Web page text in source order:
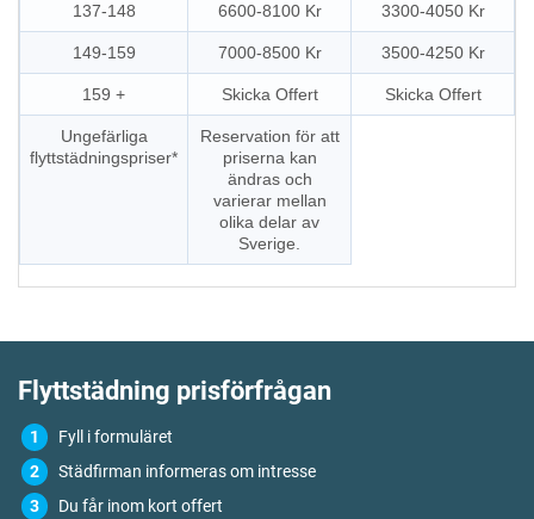
137-148 6600-8100 Kr 3300-4050 Kr
149-159 7000-8500 Kr 3500-4250 Kr
159 + Skicka Offert Skicka Offert
Ungefärliga
flyttstädningspriser*
Reservation för att
priserna kan
ändras och
varierar mellan
olika delar av
Sverige.
Flyttstädning prisförfrågan
Fyll i formuläret
Städfirman informeras om intresse
Du får inom kort offert